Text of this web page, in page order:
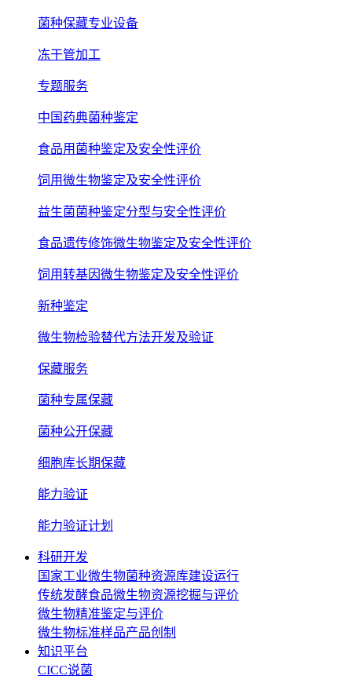
菌种保藏专业设备
冻干管加工
专题服务
中国药典菌种鉴定
食品用菌种鉴定及安全性评价
饲用微生物鉴定及安全性评价
益生菌菌种鉴定分型与安全性评价
食品遗传修饰微生物鉴定及安全性评价
饲用转基因微生物鉴定及安全性评价
新种鉴定
微生物检验替代方法开发及验证
保藏服务
菌种专属保藏
菌种公开保藏
细胞库长期保藏
能力验证
能力验证计划
科研开发
国家工业微生物菌种资源库建设运行
传统发酵食品微生物资源挖掘与评价
微生物精准鉴定与评价
微生物标准样品产品创制
知识平台
CICC说菌